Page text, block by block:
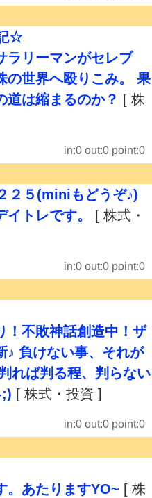
☆
ラリーマンがセレブ
の世界へ殴りこみ。 果
道は縮まるのか？ [ 株
in:0 out:0 point:0
２５(miniもどうぞ♪)
トレです。
[ 株式・
in:0 out:0 point:0
！不敗神話創造中！ザ
♪ 負けない事、それが
れば判る程、判らない
[ 株式・投資 ]
in:0 out:0 point:0
。あたりますYO~ [ 株